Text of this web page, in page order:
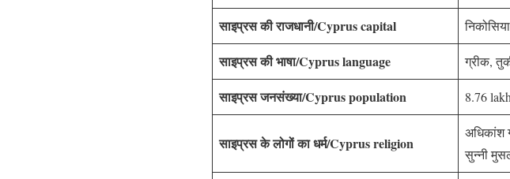
साइप्रस की राजधानी/Cyprus capital
साइप्रस की भाषा/Cyprus language ग्रीक,
साइप्रस जनसंख्या/Cyprus population 8.76
साइप्रस के लोगों का धर्म/Cyprus religion
अधिकांश
सुन्नी